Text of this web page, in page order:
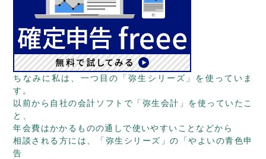
ちなみに私は、一つ目の「弥生シリーズ」を使っていま
す。
以前から自社の会計ソフトで「弥生会計」を使っていたこ
と、
年会費はかかるものの通しで使いやすいことなどから
相談される方には、「弥生シリーズ」の「やよいの青色申
告